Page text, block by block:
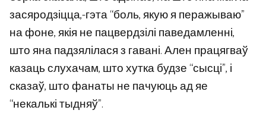
засяродзіцца,-гэта “боль, якую я перажываю”
на фоне, якія не пацвердзілі паведамленні,
што яна падзялілася з гавані. Ален працягваў
казаць слухачам, што хутка будзе “сысці”, і
сказаў, што фанаты не пачуюць ад яе
“некалькі тыдняў”.